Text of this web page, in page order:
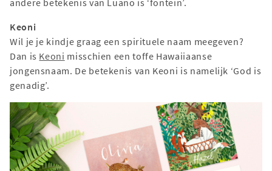
Keoni
Wil je je kindje graag een spirituele naam meegeven?
Dan is Keoni misschien een toffe Hawaiiaanse
jongensnaam. De betekenis van Keoni is namelijk ‘God is
genadig’.